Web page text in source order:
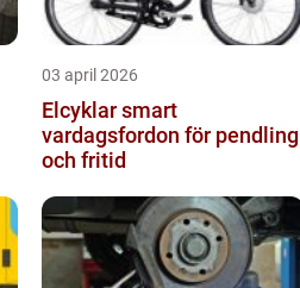
03 april 2026
Elcyklar smart
vardagsfordon för pendling
och fritid